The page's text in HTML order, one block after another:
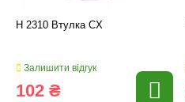
H 2310 Втулка CX
Залишити відгук
102 ₴